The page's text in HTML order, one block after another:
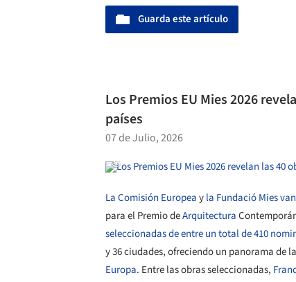
Guarda este artículo
Los Premios EU Mies 2026
países
07 de Julio, 2026
La Comisión Europeayla Fundació Mies
para el Premio deArquitectura
seleccionadas de entre un total de 410
y 36 ciudades, ofreciendo un panorama
Europa. Entre las obras seleccionadas,